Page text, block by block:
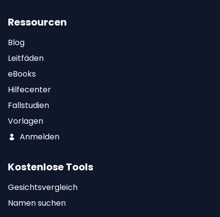
Ressourcen
Blog
Leitfäden
eBooks
Hilfecenter
Fallstudien
Vorlagen
Anmelden
Kostenlose Tools
Gesichtsvergleich
Namen suchen